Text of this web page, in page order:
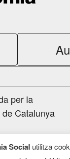
per la
Catalunya
Social utilitza